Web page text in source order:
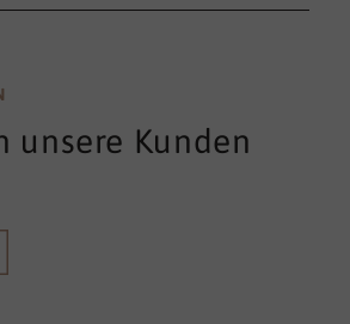
unsere Kunden